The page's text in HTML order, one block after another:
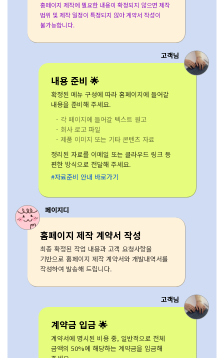
홈페이지 제작에 필요한 내용이 확정되지 않으면 제작
범위 및 제작 일정이 특정되지 않아 계약서 작성이
불가능합니다.
고객님
내용 준비 🌟
확정된 메뉴 구성에 따라 홈페이지에 들어갈
내용을 준비해 주세요.
- 각 페이지에 들어갈 텍스트 원고
- 회사 로고 파일
- 제품 이미지 또는 기타 콘텐츠 자료
정리된 자료를 이메일 또는 클라우드 링크 등
편한 방식으로 전달해 주세요.
#자료준비 안내 바로가기
페이지디
홈페이지 제작 계약서 작성
최종 확정된 작업 내용과 고객 요청사항을
기반으로 홈페이지 제작 계약서와 개발내역서를
작성하여 발송해 드립니다.
고객님
계약금 입금 🌟
계약서에 명시된 비용 중, 일반적으로 전체
금액의 50%에 해당하는 계약금을 입금해